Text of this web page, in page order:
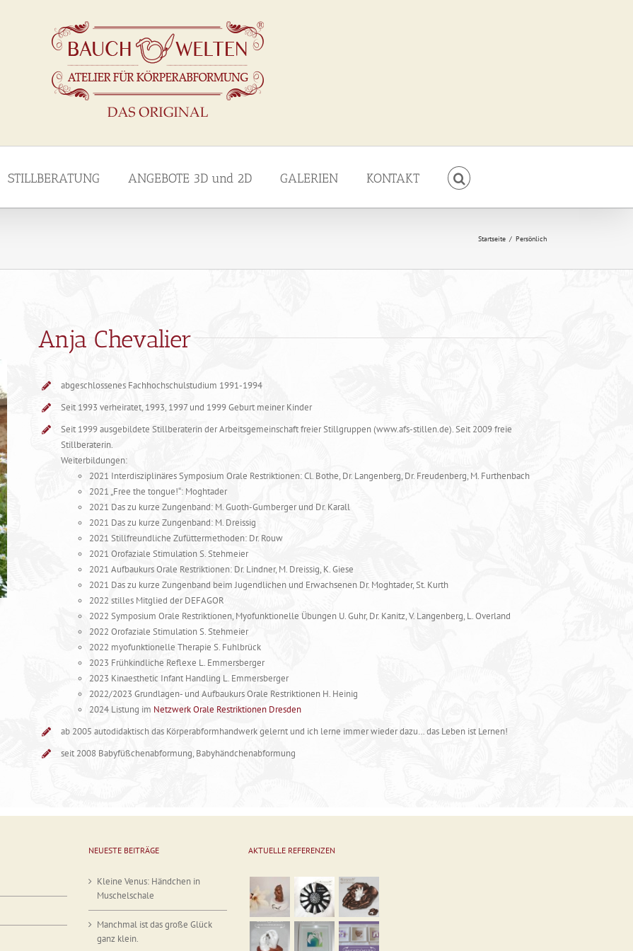
STILLBERATUNG ANGEBOTE 3D und 2D GALERIEN KONTAKT
Startseite / Persönlich
Anja Chevalier
abgeschlossenes Fachhochschulstudium 1991-1994
Seit 1993 verheiratet, 1993, 1997 und 1999 Geburt meiner Kinder
Seit 1999 ausgebildete Stillberaterin der Arbeitsgemeinschaft freier Stillgruppen (www.afs-stillen.de). Seit 2009 freie
Stillberaterin.
Weiterbildungen:
2021 Interdisziplinäres Symposium Orale Restriktionen: Cl. Bothe, Dr. Langenberg, Dr. Freudenberg, M. Furthenbach
2021 „Free the tongue!“: Moghtader
2021 Das zu kurze Zungenband: M. Guoth-Gumberger und Dr. Karall
2021 Das zu kurze Zungenband: M. Dreissig
2021 Stillfreundliche Zufüttermethoden: Dr. Rouw
2021 Orofaziale Stimulation S. Stehmeier
2021 Aufbaukurs Orale Restriktionen: Dr. Lindner, M. Dreissig, K. Giese
2021 Das zu kurze Zungenband beim Jugendlichen und Erwachsenen Dr. Moghtader, St. Kurth
2022 stilles Mitglied der DEFAGOR
2022 Symposium Orale Restriktionen, Myofunktionelle Übungen U. Guhr, Dr. Kanitz, V. Langenberg, L. Overland
2022 Orofaziale Stimulation S. Stehmeier
2022 myofunktionelle Therapie S. Fuhlbrück
2023 Frühkindliche Reflexe L. Emmersberger
2023 Kinaesthetic Infant Handling L. Emmersberger
2022/2023 Grundlagen- und Aufbaukurs Orale Restriktionen H. Heinig
2024 Listung im Netzwerk Orale Restriktionen Dresden
ab 2005 autodidaktisch das Körperabformhandwerk gelernt und ich lerne immer wieder dazu… das Leben ist Lernen!
seit 2008 Babyfüßchenabformung, Babyhändchenabformung
NEUESTE BEITRÄGE
Kleine Venus: Händchen in
Muschelschale
Manchmal ist das große Glück
ganz klein.
AKTUELLE REFERENZEN